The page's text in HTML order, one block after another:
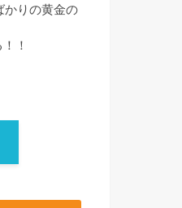
かりの黄金の
！